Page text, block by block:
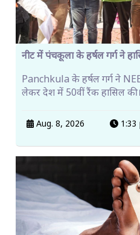
नीट में पंचकूला के हर्षल गर्ग ने
Panchkula के हर्षल गर्ग ने
लेकर देश में 50वीं रैंक हासिल की।
Aug. 8, 2026 1:33